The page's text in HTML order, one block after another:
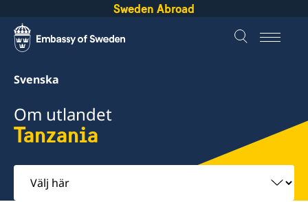
Sweden Abroad
Svenska
Om utlandet
Tanzania
Välj
här